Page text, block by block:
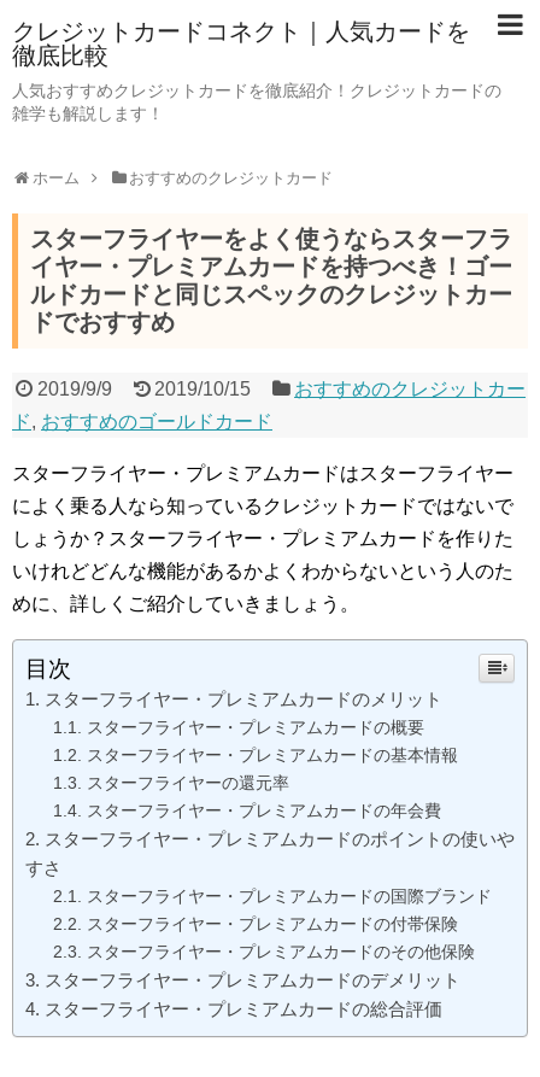
クレジットカードコネクト｜人気カードを
徹底比較
人気おすすめクレジットカードを徹底紹介！クレジットカードの
雑学も解説します！
ホーム おすすめのクレジットカード
スターフライヤーをよく使うならスターフラ
イヤー・プレミアムカードを持つべき！ゴー
ルドカードと同じスペックのクレジットカー
ドでおすすめ
2019/9/9 2019/10/15
おすすめのクレジットカー
ド, おすすめのゴールドカード
スターフライヤー・プレミアムカードはスターフライヤー
によく乗る人なら知っているクレジットカードではないで
しょうか？スターフライヤー・プレミアムカードを作りた
いけれどどんな機能があるかよくわからないという人のた
めに、詳しくご紹介していきましょう。
目次
スターフライヤー・プレミアムカードのメリット
スターフライヤー・プレミアムカードの概要
スターフライヤー・プレミアムカードの基本情報
スターフライヤーの還元率
スターフライヤー・プレミアムカードの年会費
スターフライヤー・プレミアムカードのポイントの使いや
すさ
スターフライヤー・プレミアムカードの国際ブランド
スターフライヤー・プレミアムカードの付帯保険
スターフライヤー・プレミアムカードのその他保険
スターフライヤー・プレミアムカードのデメリット
スターフライヤー・プレミアムカードの総合評価